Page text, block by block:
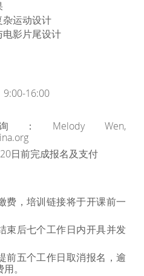
运动设计
影片尾设计
9:00-16:00
Melody Wen,
日前完成报名及支付
费，培训链接将于开课前一
束后七个工作日内开具并发
前五个工作日取消报名，逾
。